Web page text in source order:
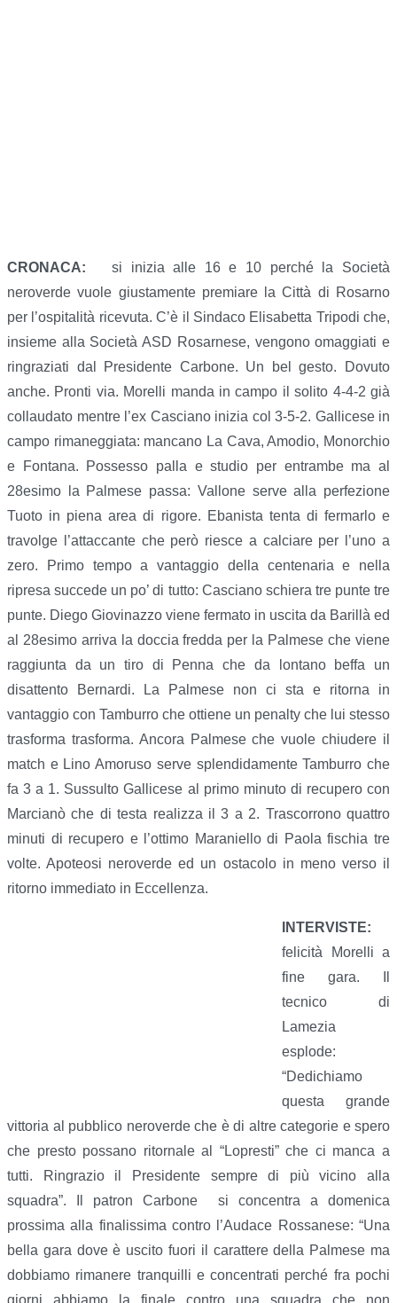
CRONACA:
si inizia alle 16 e 10 perché la Società
neroverde vuole giustamente premiare la Città di Rosarno
per l’ospitalità ricevuta. C’è il Sindaco Elisabetta Tripodi che,
insieme alla Società ASD Rosarnese, vengono omaggiati e
ringraziati dal Presidente Carbone. Un bel gesto. Dovuto
anche. Pronti via. Morelli manda in campo il solito 4-4-2 già
collaudato mentre l’ex Casciano inizia col 3-5-2. Gallicese in
campo rimaneggiata: mancano La Cava, Amodio, Monorchio
e Fontana. Possesso palla e studio per entrambe ma al
28esimo la Palmese passa: Vallone serve alla perfezione
Tuoto in piena area di rigore. Ebanista tenta di fermarlo e
travolge l’attaccante che però riesce a calciare per l’uno a
zero. Primo tempo a vantaggio della centenaria e nella
ripresa succede un po’ di tutto: Casciano schiera tre punte tre
punte. Diego Giovinazzo viene fermato in uscita da Barillà ed
al 28esimo arriva la doccia fredda per la Palmese che viene
raggiunta da un tiro di Penna che da lontano beffa un
disattento Bernardi. La Palmese non ci sta e ritorna in
vantaggio con Tamburro che ottiene un penalty che lui stesso
trasforma trasforma. Ancora Palmese che vuole chiudere il
match e Lino Amoruso serve splendidamente Tamburro che
fa 3 a 1. Sussulto Gallicese al primo minuto di recupero con
Marcianò che di testa realizza il 3 a 2. Trascorrono quattro
minuti di recupero e l’ottimo Maraniello di Paola fischia tre
volte. Apoteosi neroverde ed un ostacolo in meno verso il
ritorno immediato in Eccellenza.
INTERVISTE:
felicità Morelli a
fine gara. Il
tecnico di
Lamezia
esplode:
“Dedichiamo
questa grande
vittoria al pubblico neroverde che è di altre categorie e spero
che presto possano ritornale al “Lopresti” che ci manca a
tutti. Ringrazio il Presidente sempre di più vicino alla
squadra”. Il patron Carbone si concentra a domenica
prossima alla finalissima contro l’Audace Rossanese: “Una
bella gara dove è uscito fuori il carattere della Palmese ma
dobbiamo rimanere tranquilli e concentrati perché fra pochi